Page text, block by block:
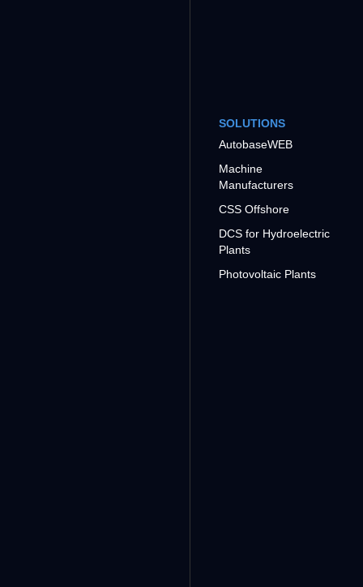
SOLUTIONS
AutobaseWEB
Machine
Manufacturers
CSS Offshore
DCS for Hydroelectric
Plants
Photovoltaic Plants